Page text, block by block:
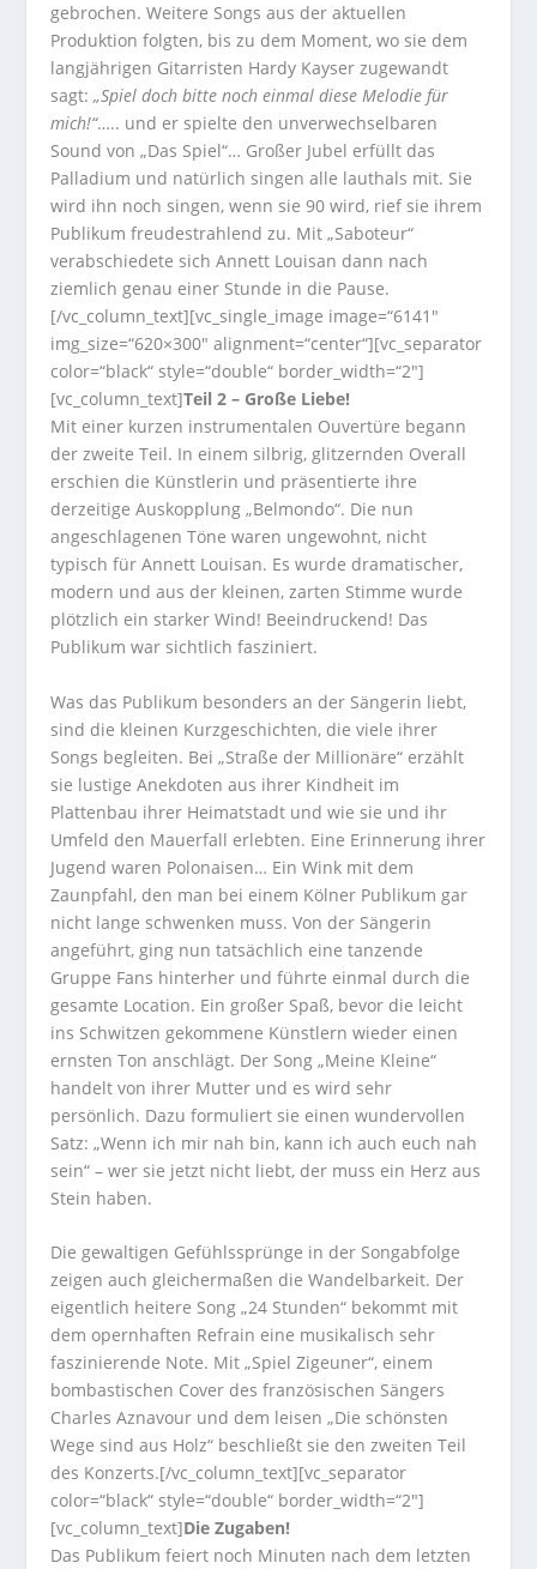
gebrochen. Weitere Songs aus der aktuellen
Produktion folgten, bis zu dem Moment, wo sie dem
langjährigen Gitarristen Hardy Kayser zugewandt
sagt:„Spiel doch bitte noch einmal diese Melodie für
mich!“….. und er spielte den unverwechselbaren
Sound von „Das Spiel“… Großer Jubel erfüllt das
Palladium und natürlich singen alle lauthals mit. Sie
wird ihn noch singen, wenn sie 90 wird, rief sie ihrem
Publikum freudestrahlend zu. Mit „Saboteur“
verabschiedete sich Annett Louisan dann nach
ziemlich genau einer Stunde in die Pause.
[/vc_column_text][vc_single_image image=“6141″
img_size=“620×300″ alignment=“center“][vc_separator
color=“black“ style=“double“ border_width=“2″]
[vc_column_text]Teil 2 – Große Liebe!
Mit einer kurzen instrumentalen Ouvertüre begann
der zweite Teil. In einem silbrig, glitzernden Overall
erschien die Künstlerin und präsentierte ihre
derzeitige Auskopplung „Belmondo“. Die nun
angeschlagenen Töne waren ungewohnt, nicht
typisch für Annett Louisan. Es wurde dramatischer,
modern und aus der kleinen, zarten Stimme wurde
plötzlich ein starker Wind! Beeindruckend! Das
Publikum war sichtlich fasziniert.
Was das Publikum besonders an der Sängerin liebt,
sind die kleinen Kurzgeschichten, die viele ihrer
Songs begleiten. Bei „Straße der Millionäre“ erzählt
sie lustige Anekdoten aus ihrer Kindheit im
Plattenbau ihrer Heimatstadt und wie sie und ihr
Umfeld den Mauerfall erlebten. Eine Erinnerung ihrer
Jugend waren Polonaisen… Ein Wink mit dem
Zaunpfahl, den man bei einem Kölner Publikum gar
nicht lange schwenken muss. Von der Sängerin
angeführt, ging nun tatsächlich eine tanzende
Gruppe Fans hinterher und führte einmal durch die
gesamte Location. Ein großer Spaß, bevor die leicht
ins Schwitzen gekommene Künstlern wieder einen
ernsten Ton anschlägt. Der Song „Meine Kleine“
handelt von ihrer Mutter und es wird sehr
persönlich. Dazu formuliert sie einen wundervollen
Satz: „Wenn ich mir nah bin, kann ich auch euch nah
sein“ – wer sie jetzt nicht liebt, der muss ein Herz aus
Stein haben.
Die gewaltigen Gefühlssprünge in der Songabfolge
zeigen auch gleichermaßen die Wandelbarkeit. Der
eigentlich heitere Song „24 Stunden“ bekommt mit
dem opernhaften Refrain eine musikalisch sehr
faszinierende Note. Mit „Spiel Zigeuner“, einem
bombastischen Cover des französischen Sängers
Charles Aznavour und dem leisen „Die schönsten
Wege sind aus Holz“ beschließt sie den zweiten Teil
des Konzerts.[/vc_column_text][vc_separator
color=“black“ style=“double“ border_width=“2″]
[vc_column_text]Die Zugaben!
Das Publikum feiert noch Minuten nach dem letzten